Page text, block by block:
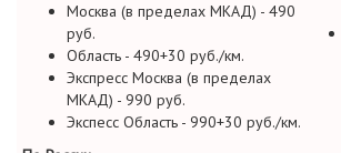
Москва (в пределах МКАД) - 490
руб.
Область - 490+30 руб./км.
Экспресс Москва (в пределах
МКАД) - 990 руб.
Экспесс Область - 990+30 руб./км.